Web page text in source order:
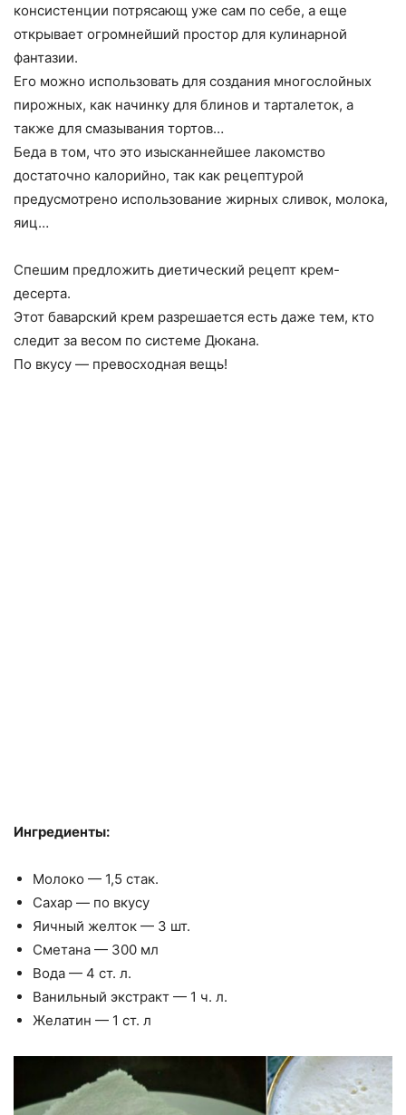
консистенции потрясающ уже сам по себе, а еще
открывает огромнейший простор для кулинарной
фантазии.
Его можно использовать для создания многослойных
пирожных, как начинку для блинов и тарталеток, а
также для смазывания тортов…
Беда в том, что это изысканнейшее лакомство
достаточно калорийно, так как рецептурой
предусмотрено использование жирных сливок, молока,
яиц…
Спешим предложить диетический рецепт крем-
десерта.
Этот баварский крем разрешается есть даже тем, кто
следит за весом по системе Дюкана.
По вкусу — превосходная вещь!
Ингредиенты:
Молоко — 1,5 стак.
Сахар — по вкусу
Яичный желток — 3 шт.
Сметана — 300 мл
Вода — 4 ст. л.
Ванильный экстракт — 1 ч. л.
Желатин — 1 ст. л